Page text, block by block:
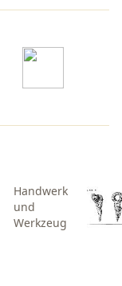
Handwerk
und
Werkzeug